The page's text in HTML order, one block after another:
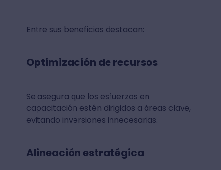
Entre sus beneficios destacan:
Optimización de recursos
Se asegura que los esfuerzos en
capacitación estén dirigidos a áreas clave,
evitando inversiones innecesarias.
Alineación estratégica